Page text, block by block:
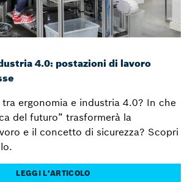
4.0: postazioni di lavoro
tra ergonomia e industria 4.0? In che
del futuro” trasformerà la
e il concetto di sicurezza? Scopri
LEGGI L'ARTICOLO